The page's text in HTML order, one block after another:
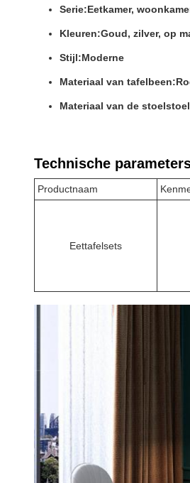
Serie:Eetkamer,
Kleuren:Goud, zilver, op
Stijl:Moderne
Materiaal van tafelbeen:
Materiaal van de
Technische
Productnaam
Eettafelsets